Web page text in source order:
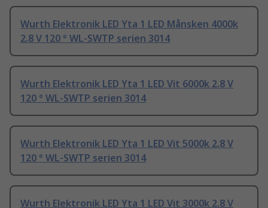
Wurth Elektronik LED Yta 1 LED Månsken 4000k
2.8 V 120 ° WL-SWTP serien 3014
Wurth Elektronik LED Yta 1 LED Vit 6000k 2.8 V
120 ° WL-SWTP serien 3014
Wurth Elektronik LED Yta 1 LED Vit 5000k 2.8 V
120 ° WL-SWTP serien 3014
Wurth Elektronik LED Yta 1 LED Vit 3000k 2.8 V